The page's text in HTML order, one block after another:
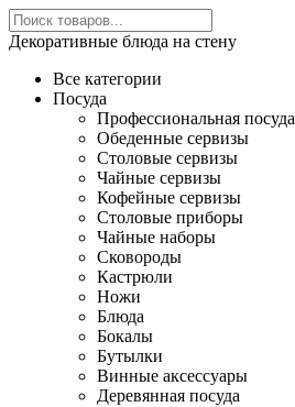
Декоративные блюда на стену
Все категории
Посуда
Профессиональная посуда
Обеденные сервизы
Столовые сервизы
Чайные сервизы
Кофейные сервизы
Столовые приборы
Чайные наборы
Сковороды
Кастрюли
Ножи
Блюда
Бокалы
Бутылки
Винные аксессуары
Деревянная посуда